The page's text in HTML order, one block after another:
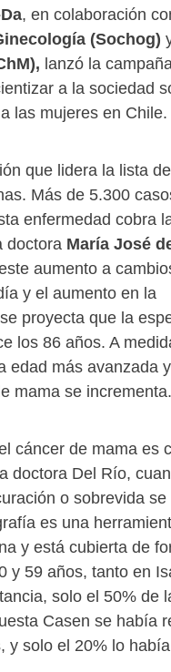
, en colaboración
(Sochog)
lanzó la
a la sociedad
las mujeres en Chile.
que lidera la lista de
Más de 5.300
enfermedad cobra
doctora María José
aumento a
y el aumento en la
proyecta que la
los 86 años. A
edad más avanzada
mama se incrementa.
cáncer de mama es
doctora Del Río,
o sobrevida se
es una
y está cubierta de
y 59 años, tanto en
solo el 50% de
Casen se había
y solo el 20% lo